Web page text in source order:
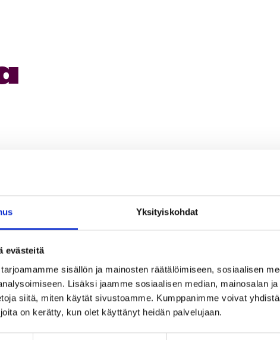
Yksityiskohdat
evästeitä
sisällön ja mainosten räätälöimiseen, sosiaalisen
Lisäksi jaamme sosiaalisen median, mainosalan
siitä, miten käytät sivustoamme. Kumppanimme voivat
on kerätty, kun olet käyttänyt heidän palvelujaan.